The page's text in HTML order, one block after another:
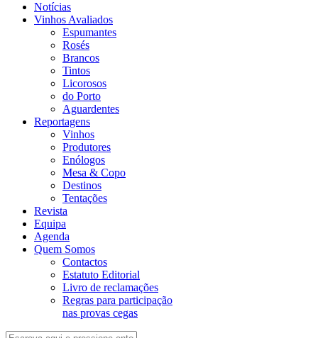
Notícias
Vinhos Avaliados
Espumantes
Rosés
Brancos
Tintos
Licorosos
do Porto
Aguardentes
Reportagens
Vinhos
Produtores
Enólogos
Mesa & Copo
Destinos
Tentações
Revista
Equipa
Agenda
Quem Somos
Contactos
Estatuto Editorial
Livro de reclamações
Regras para participação
nas provas cegas